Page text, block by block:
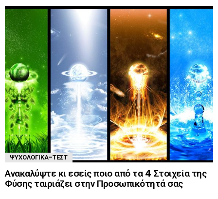
ΨΥΧΟΛΟΓΙΚΆ-ΤΈΣΤ
Ανακαλύψτε κι εσείς ποιο από τα 4 Στοιχεία της
Φύσης ταιριάζει στην Προσωπικότητά σας